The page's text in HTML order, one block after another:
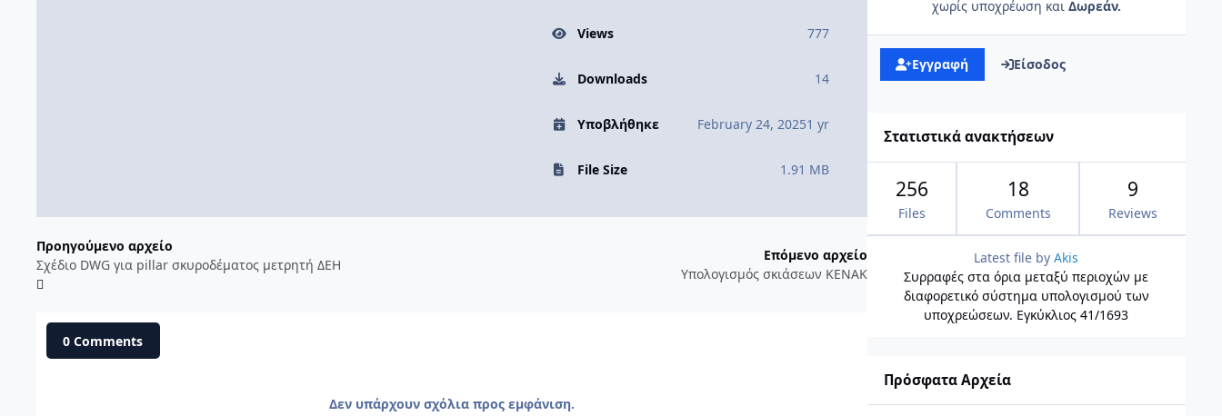
Views 777
Downloads 14
Υποβλήθηκε February 24, 20251 yr
File Size 1.91 MB
Προηγούμενο αρχείο
Σχέδιο DWG για pillar σκυροδέματος μετρητή ΔΕΗ
Επόμενο αρχείο
Υπολογισμός σκιάσεων ΚΕΝΑΚ
0 Comments
Δεν υπάρχουν σχόλια προς εμφάνιση.
χωρίς υποχρέωση και Δωρεάν.
Εγγραφή Είσοδος
Στατιστικά ανακτήσεων
256
Files
18
Comments
9
Reviews
Latest file byAkis
Συρραφές στα όρια μεταξύ περιοχών με
διαφορετικό σύστημα υπολογισμού των
υποχρεώσεων. Εγκύκλιος 41/1693
Πρόσφατα Αρχεία